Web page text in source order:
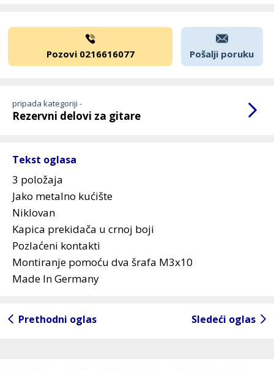
Pozovi 0216616077 Pošalji poruku
pripada kategoriji -
Rezervni delovi za gitare
Tekst oglasa
3 položaja
Jako metalno kućište
Niklovan
Kapica prekidača u crnoj boji
Pozlaćeni kontakti
Montiranje pomoću dva šrafa M3x10
Made In Germany
Prethodni oglas Sledeći oglas